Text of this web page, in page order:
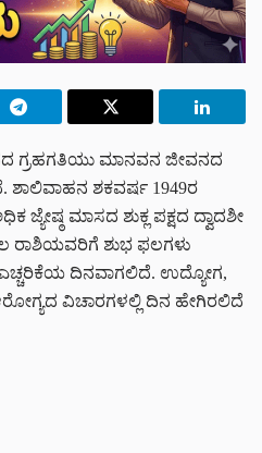
ಗ್ರಹಗತಿಯು ಮಾನವನ ಜೀವನದ
ಶಾಲಿವಾಹನ ಶಕವರ್ಷ 1949ರ
ಮಾಸದ ಶುಕ್ಲ ಪಕ್ಷದ ದ್ವಾದಶೀ
ರಾಶಿಯವರಿಗೆ ಶುಭ ಫಲಗಳು
ದಿನವಾಗಲಿದೆ. ಉದ್ಯೋಗ,
ವಿಚಾರಗಳಲ್ಲಿ ದಿನ ಹೇಗಿರಲಿದೆ